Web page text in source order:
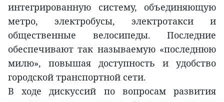
интегрированную систему, объединяющую
метро, электробусы, электротакси и
общественные велосипеды. Последние
обеспечивают так называемую «последнюю
милю», повышая доступность и удобство
городской транспортной сети.
В ходе дискуссий по вопросам развития